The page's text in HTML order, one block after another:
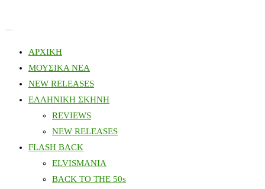
ΑΡΧΙΚΗ
ΜΟΥΣΙΚΑ ΝΕΑ
NEW RELEASES
ΕΛΛΗΝΙΚΗ ΣΚΗΝΗ
REVIEWS
NEW RELEASES
FLASH BACK
ELVISMANIA
BACK TO THE 50s